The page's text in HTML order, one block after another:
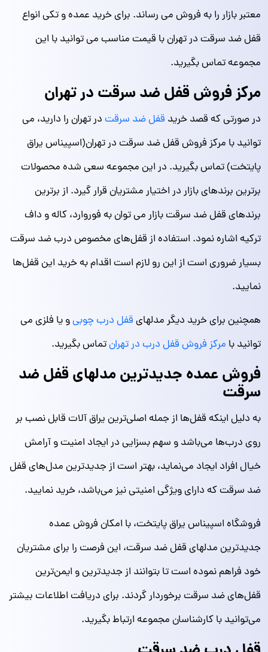
معتبر بازار را به فروش می رساند. برای خرید عمده و تکی انواع
قفل ضد سرقت در تهران با قیمت مناسب می توانید با این
مجموعه تماس بگیرید.
مرکز فروش قفل ضد سرقت در تهران
در صورتی که قصد خرید قفل ضد سرقتدر تهران را دارید، می
توانید با مرکز فروش قفل ضد سرقت در تهران(اسپیناس یراق
پایتخت) تماس بگیرید. در این مجموعه سعی شده محصولات
برترین برندهای بازار در اختیار مشتریان قرار گیرد. از برترین
برندهای قفل ضد سرقت بازار می توان به فوروارد، کاله و داف
ترکیه اشاره نمود. استفاده از قفل‌های مخصوص درب ضد سرقت
بسیار ضروری است از این رو لازم است اقدام به خرید این قفل‌ها
نمایید.
همچنین برای خرید دیگر مدلهایقفل درب چوبیو یا فلزی می
توانید با مرکز فروش قفل درب در تهرانتماس بگیرید.
فروش عمده جدیدترین مدلهای قفل ضد
سرقت
به دلیل اینکه قفل‌ها از جمله اصلی‌ترین یراق آلات قابل نصب بر
روی درب‌ها می‌باشد و سهم بسزایی در ایجاد امنیت و آرامش
خیال افراد ایجاد می‌نماید، بهتر است از جدیدترین مدل‌های قفل
ضد سرقت که دارای ویژگی امنیتی نیز می‌باشد، خرید نمایید.
فروشگاه اسپیناس یراق پایتخت، با امکان فروش عمده
جدیدترین مدلهای قفل ضد سرقت، این فرصت را برای مشتریان
خود فراهم نموده است تا بتوانند از جدیدترین و ایمن‌ترین
قفل‌های ضد سرقت برخوردار گردند. برای دریافت اطلاعات بیشتر
می‌توانید با کارشناسان مجموعه ارتباط بگیرید.